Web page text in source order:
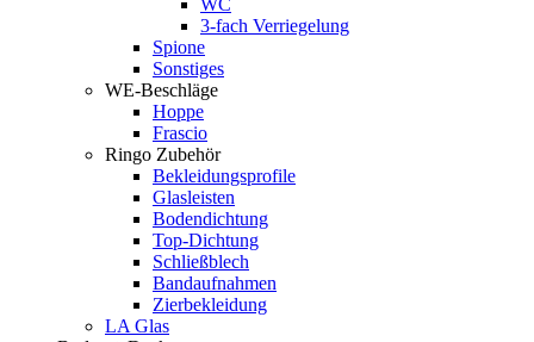
WC
3-fach Verriegelung
Spione
Sonstiges
WE-Beschläge
Hoppe
Frascio
Ringo Zubehör
Bekleidungsprofile
Glasleisten
Bodendichtung
Top-Dichtung
Schließblech
Bandaufnahmen
Zierbekleidung
LA Glas